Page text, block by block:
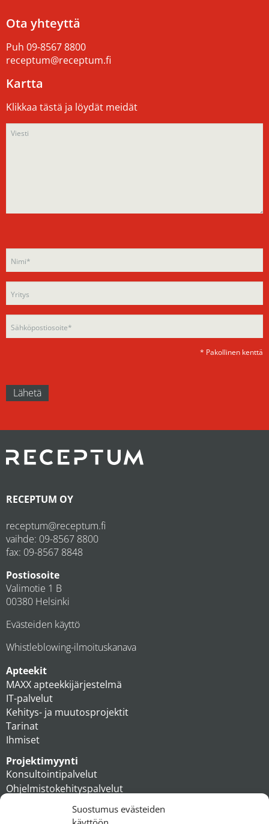
Suostumus evästeiden
Ota yhteyttä
Puh 09-8567 8800
receptum@receptum.fi
Kartta
Klikkaa tästä ja löydät meidät
leave
this
empty.
Please
leave
this
field
empty.
* Pakollinen kenttä
RECEPTUM OY
receptum@receptum.fi
vaihde: 09-8567 8800
fax: 09-8567 8848
Postiosoite
Valimotie 1 B
00380 Helsinki
Evästeiden käyttö
Whistleblowing-ilmoituskanava
Apteekit
MAXX apteekkijärjestelmä
IT-palvelut
Kehitys- ja muutosprojektit
Tarinat
Ihmiset
Projektimyynti
Konsultointipalvelut
Ohjelmistokehityspalvelut